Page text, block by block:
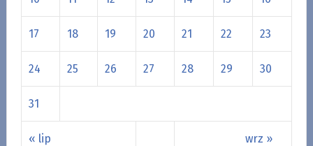
« lip wrz »
17 18 19 20 21 22 23
24 25 26 27 28 29 30
31